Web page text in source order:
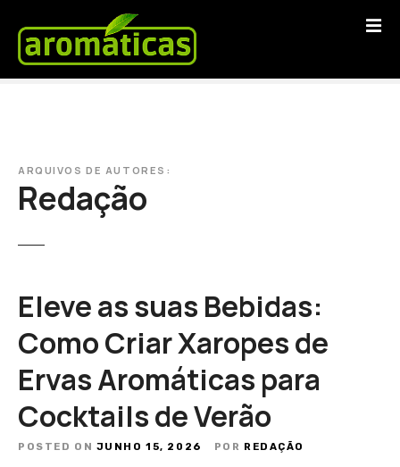
ARQUIVOS DE AUTORES:
Redação
Eleve as suas Bebidas:
Como Criar Xaropes de
Ervas Aromáticas para
Cocktails de Verão
POSTED ON JUNHO 15, 2026 POR REDAÇÃO